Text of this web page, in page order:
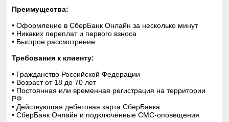
Преимущества:
• Оформление в СберБанк Онлайн за несколько минут
• Никаких переплат и первого взноса
• Быстрое рассмотрение
Требования к клиенту:
• Гражданство Российской Федерации
• Возраст от 18 до 70 лет
• Постоянная или временная регистрация на территории
РФ
• Действующая дебетовая карта СберБанка
• СберБанк Онлайн и подключённые СМС-оповещения